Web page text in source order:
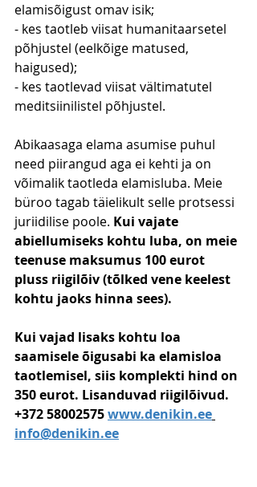
elamisõigust omav isik;
- kes taotleb viisat humanitaarsetel
põhjustel (eelkõige matused,
haigused);
- kes taotlevad viisat vältimatutel
meditsiinilistel põhjustel.
Abikaasaga elama asumise puhul
need piirangud aga ei kehti ja on
võimalik taotleda elamisluba. Meie
büroo tagab täielikult selle protsessi
juriidilise poole. Kui vajate
abiellumiseks kohtu luba, on meie
teenuse maksumus 100 eurot
pluss riigilõiv (tõlked vene keelest
kohtu jaoks hinna sees).
Kui vajad lisaks kohtu loa
saamisele õigusabi ka elamisloa
taotlemisel, siis komplekti hind on
350 eurot. Lisanduvad riigilõivud.
+372 58002575 www.denikin.ee
info@denikin.ee